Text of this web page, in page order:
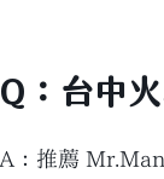
Q：台中
A：推薦